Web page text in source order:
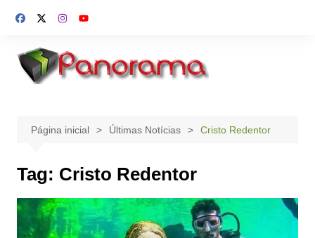
para
conteúdo
Página inicial Últimas Notícias Cristo Redentor
Tag: Cristo Redentor